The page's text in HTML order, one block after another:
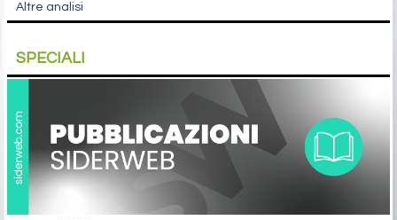
Altre analisi
SPECIALI